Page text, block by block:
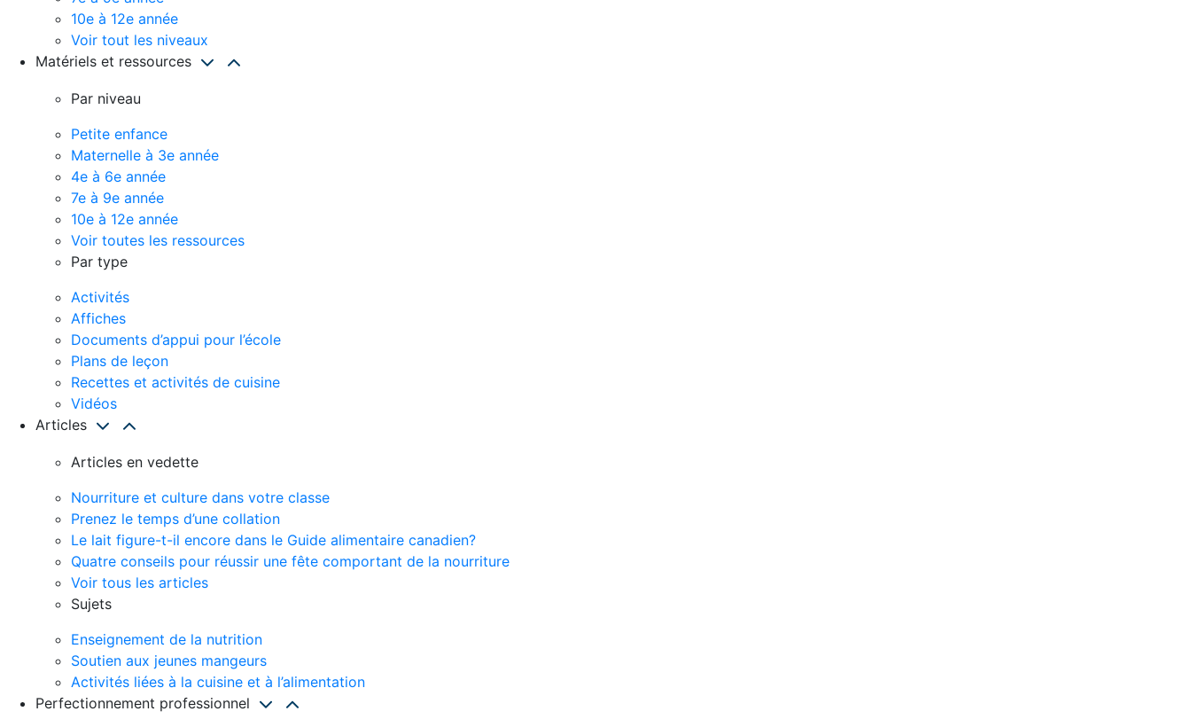
10e à 12e année
Voir tout les niveaux
Matériels et ressources
Par niveau
Petite enfance
Maternelle à 3e année
4e à 6e année
7e à 9e année
10e à 12e année
Voir toutes les ressources
Par type
Activités
Affiches
Documents d’appui pour l’école
Plans de leçon
Recettes et activités de cuisine
Vidéos
Articles
Articles en vedette
Nourriture et culture dans votre classe
Prenez le temps d’une collation
Le lait figure-t-il encore dans le Guide alimentaire canadien?
Quatre conseils pour réussir une fête comportant de la nourriture
Voir tous les articles
Sujets
Enseignement de la nutrition
Soutien aux jeunes mangeurs
Activités liées à la cuisine et à l’alimentation
Perfectionnement professionnel